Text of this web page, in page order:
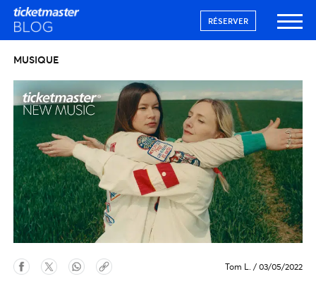
RÉSERVER
MUSIQUE
Tom L. / 03/05/2022